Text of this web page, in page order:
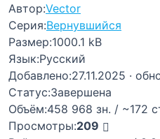
Автор:Vector
Серия:Вернувшийся
Размер:1000.1 kB
Язык:Русский
Добавлено:27.11.2025 ·
Статус:Завершена
Объём:458 968 зн. / ~172
Просмотры:209